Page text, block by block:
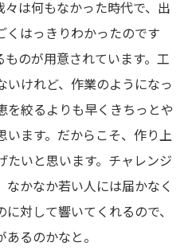
々は何もなかった時代で、出
くはっきりわかったのです
のが用意されています。工
いけれど、作業のようになっ
を絞るよりも早くきちっとや
います。だからこそ、作り上
たいと思います。チャレンジ
かなか若い人には届かなく
対して響いてくれるので、
るのかなと。